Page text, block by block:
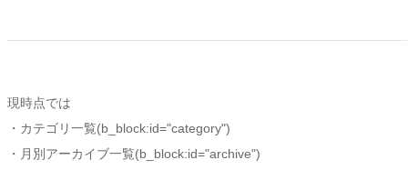
現時点では
・カテゴリ一覧(b_block:id="category")
・月別アーカイブ一覧(b_block:id="archive")